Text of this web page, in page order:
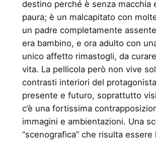
destino perché è senza macchia
paura; è un malcapitato con
un padre completamente
era bambino, e ora adulto con
unico affetto rimastogli, da
vita. La pellicola però non vive
contrasti interiori del
presente e futuro, soprattutto
c’è una fortissima
immagini e ambientazioni. Una
“scenografica” che risulta essere